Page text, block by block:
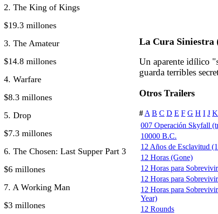
2. The King of Kings
$19.3 millones
3. The Amateur
$14.8 millones
4. Warfare
$8.3 millones
5. Drop
$7.3 millones
6. The Chosen: Last Supper Part 3
$6 millones
7. A Working Man
$3 millones
La Cura Siniestra
Un aparente idílico
guarda terribles
Otros Trailers
# A B C D E F G H I J K
007 Operación Skyfall
10000 B.C.
12 Años de Esclavitud
12 Horas (Gone)
12 Horas para
12 Horas para
12 Horas para
Year)
12 Rounds